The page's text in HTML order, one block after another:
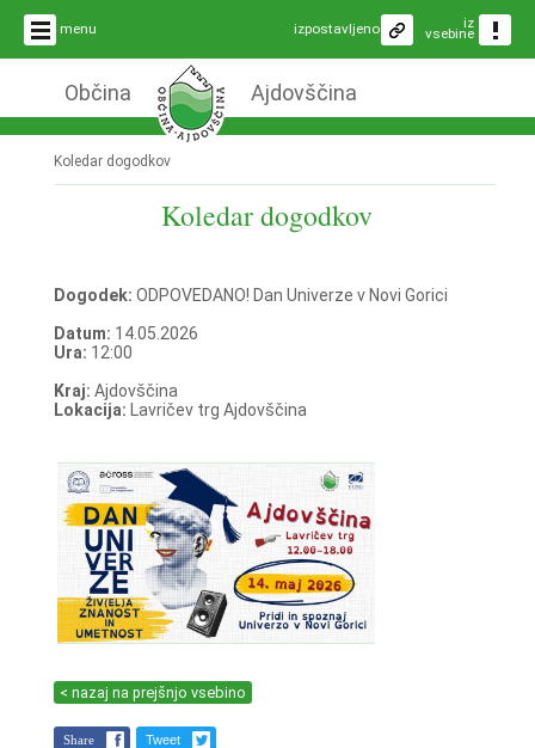
menu iz
vsebine
izpostavljeno
Občina Ajdovščina
Koledar dogodkov
Koledar dogodkov
Dogodek: ODPOVEDANO! Dan Univerze v Novi Gorici
Datum: 14.05.2026
Ura: 12:00
Kraj: Ajdovščina
Lokacija: Lavričev trg Ajdovščina
< nazaj na prejšnjo vsebino
Share Tweet